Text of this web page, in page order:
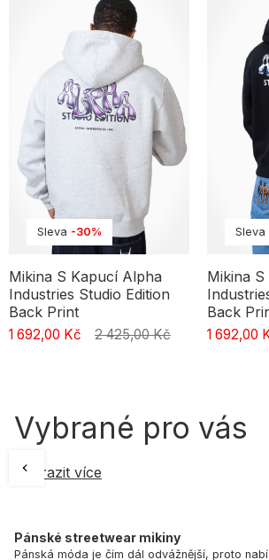
Sleva -30%
Mikina S Kapucí Alpha
Industries Studio Edition
Back Print
1 692,00 Kč 2 425,00 Kč
Sleva
Mikina
Back
1 692,00
Vybrané pro vás
Zobrazit více
Pánské streetwear mikiny
Pánská móda je čím dál odvážnější, proto